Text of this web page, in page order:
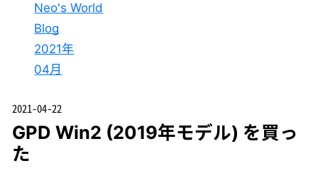
Neo's World
Blog
2021年
04月
2021-04-22
GPD Win2 (2019年モデル) を買っ
た